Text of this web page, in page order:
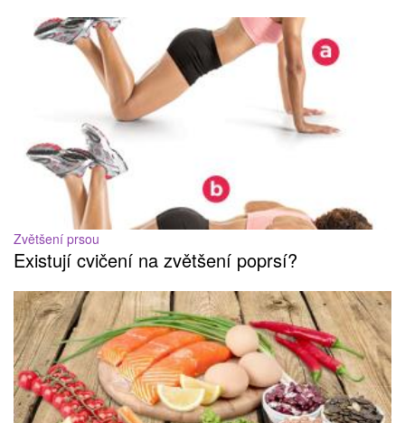
Zvětšení prsou
Existují cvičení na zvětšení poprsí?